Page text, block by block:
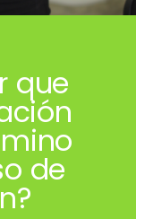
que
de